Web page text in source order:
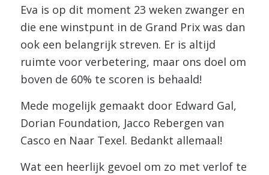
Eva is op dit moment 23 weken zwanger en
die ene winstpunt in de Grand Prix was dan
ook een belangrijk streven. Er is altijd
ruimte voor verbetering, maar ons doel om
boven de 60% te scoren is behaald!
Mede mogelijk gemaakt door Edward Gal,
Dorian Foundation, Jacco Rebergen van
Casco en Naar Texel. Bedankt allemaal!
Wat een heerlijk gevoel om zo met verlof te